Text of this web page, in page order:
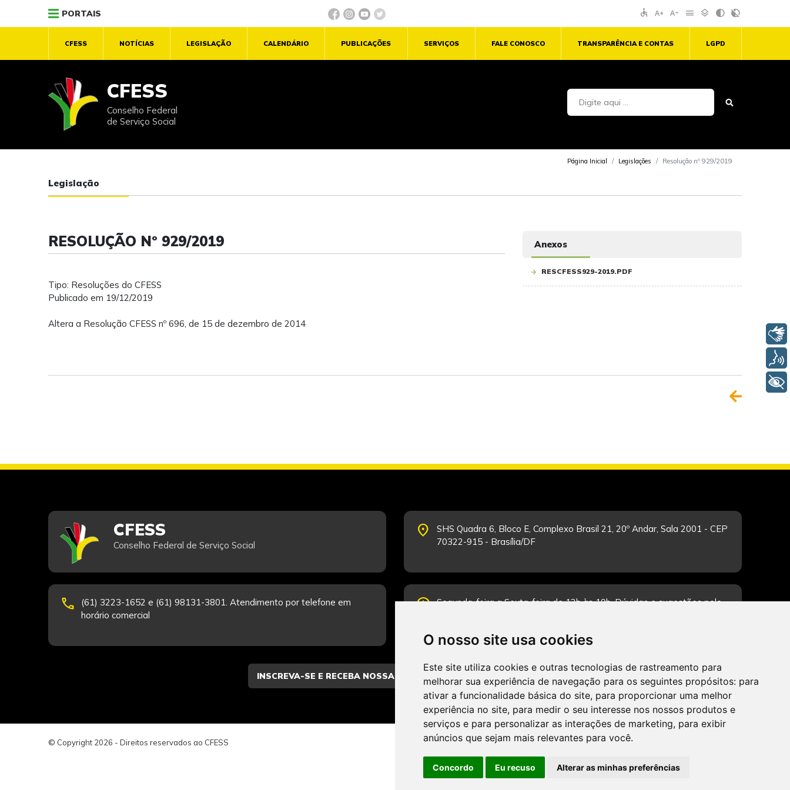
O nosso site usa cookies
Este site utiliza cookies e outras tecnologias de rastreamento para
melhorar sua experiência de navegação para os seguintes propósitos: para
ativar a funcionalidade básica do site, para proporcionar uma melhor
experiência no site, para medir o seu interesse nos nossos produtos e
serviços e para personalizar as interações de marketing, para exibir
anúncios que sejam mais relevantes para você.
Concordo Eu recuso Alterar as minhas preferências
PORTAIS accessible text_increase text_decrease menu layers contrast contrast_rtl_off
CFESS NOTÍCIAS LEGISLAÇÃO CALENDÁRIO PUBLICAÇÕES SERVIÇOS FALE CONOSCO TRANSPARÊNCIA E CONTAS LGPD
CFESS
Conselho Federal
de Serviço Social
Página Inicial Legislações Resolução nº 929/2019
Legislação
RESOLUÇÃO Nº 929/2019
Tipo: Resoluções do CFESS
Publicado em 19/12/2019
Altera a Resolução CFESS nº 696, de 15 de dezembro de 2014
Anexos
RESCFESS929-2019.PDF
CFESS
Conselho Federal de Serviço Social
place
SHS Quadra 6, Bloco E, Complexo Brasil 21, 20º Andar, Sala 2001 - CEP
70322-915 - Brasília/DF
phone
(61) 3223-1652 e (61) 98131-3801. Atendimento por telefone em
horário comercial
schedule Segunda-feira a Sexta-feira de 12h às 19h. Dúvidas e sugestões pelo
CADASTRAR
© Copyright 2026 - Direitos reservados ao CFESS